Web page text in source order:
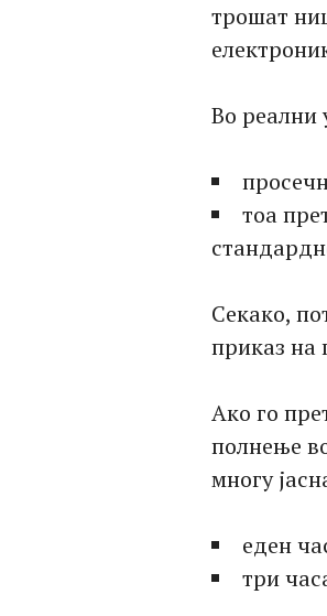
трошат
Во реални
тоа
Секако,
приказ на
Ако го
полнење
многу
еден
три